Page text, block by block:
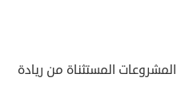
المشروعات المستثناة من ريادة